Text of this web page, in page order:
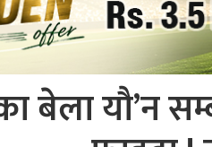
बेला यौ’न